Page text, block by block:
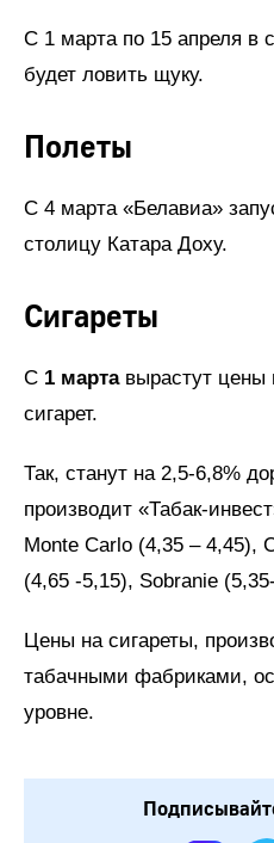
С 1 марта по 15 апреля в
будет ловить щуку.
Полеты
С 4 марта «Белавиа»
столицу Катара Доху.
Сигареты
С 1 мартавырастут цены
сигарет.
Так, станут на 2,5-6,8%
производит «Табак-
Monte Carlo (4,35 – 4,45),
(4,65 -5,15), Sobranie
Цены на сигареты,
табачными фабриками,
уровне.